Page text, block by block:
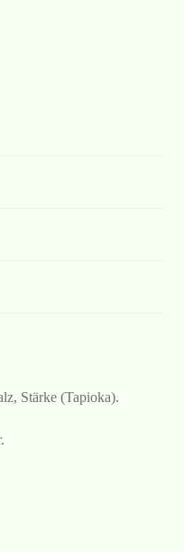
Stärke (Tapioka).